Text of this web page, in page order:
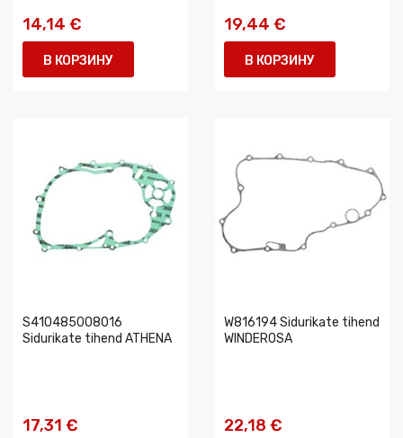
14,14 €
В КОРЗИНУ
19,44 €
В КОРЗИНУ
S410485008016
Sidurikate tihend ATHENA
17,31 €
W816194 Sidurikate tihend
WINDEROSA
22,18 €